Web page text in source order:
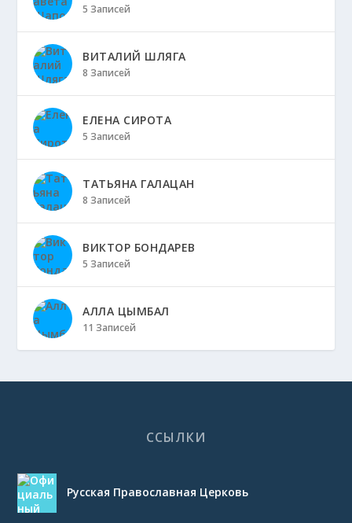
5 Записей
ВИТАЛИЙ ШЛЯГА
8 Записей
ЕЛЕНА СИРОТА
5 Записей
ТАТЬЯНА ГАЛАЦАН
8 Записей
ВИКТОР БОНДАРЕВ
5 Записей
АЛЛА ЦЫМБАЛ
11 Записей
ССЫЛКИ
Русская Православная Церковь